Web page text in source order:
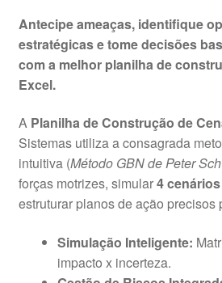
original
era:
atual
é:
Antecipe ameaças, identifique
estratégicas e tome decisões
com a melhor planilha de
Excel.
A Planilha de Construção de
Sistemas utiliza a consagrada
intuitiva (Método GBN de Peter
forças motrizes, simular4
estruturar planos de ação precisos
Simulação Inteligente:
impacto x incerteza.